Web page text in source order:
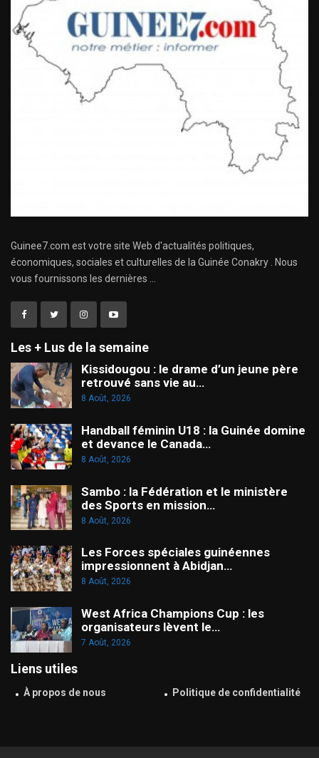
Guinee7.com est votre site Web d'actualités politiques,
économiques, sociales et culturelles de la Guinée Conakry . Nous
vous fournissons les dernières ...
Les + Lus de la semaine
Kissidougou : le drame d’un jeune père
retrouvé sans vie au…
8 Août, 2026
Handball féminin U18 : la Guinée domine
et devance le Canada…
8 Août, 2026
Sambo : la Fédération et le ministère
des Sports en mission…
8 Août, 2026
Les Forces spéciales guinéennes
impressionnent à Abidjan…
8 Août, 2026
West Africa Champions Cup : les
organisateurs lèvent le…
7 Août, 2026
Liens utiles
À propos de nous Politique de confidentialité